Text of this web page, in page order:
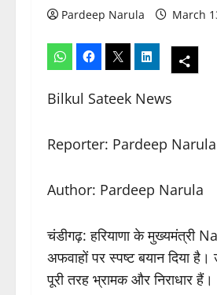
Pardeep Narula March
Bilkul Sateek News
Reporter: Pardeep Narula
Author: Pardeep Narula
चंडीगढ़: हरियाणा के मुख्यमंत्री
अफवाहों पर स्पष्ट बयान दिया
पूरी तरह भ्रामक और निराधार हैं।